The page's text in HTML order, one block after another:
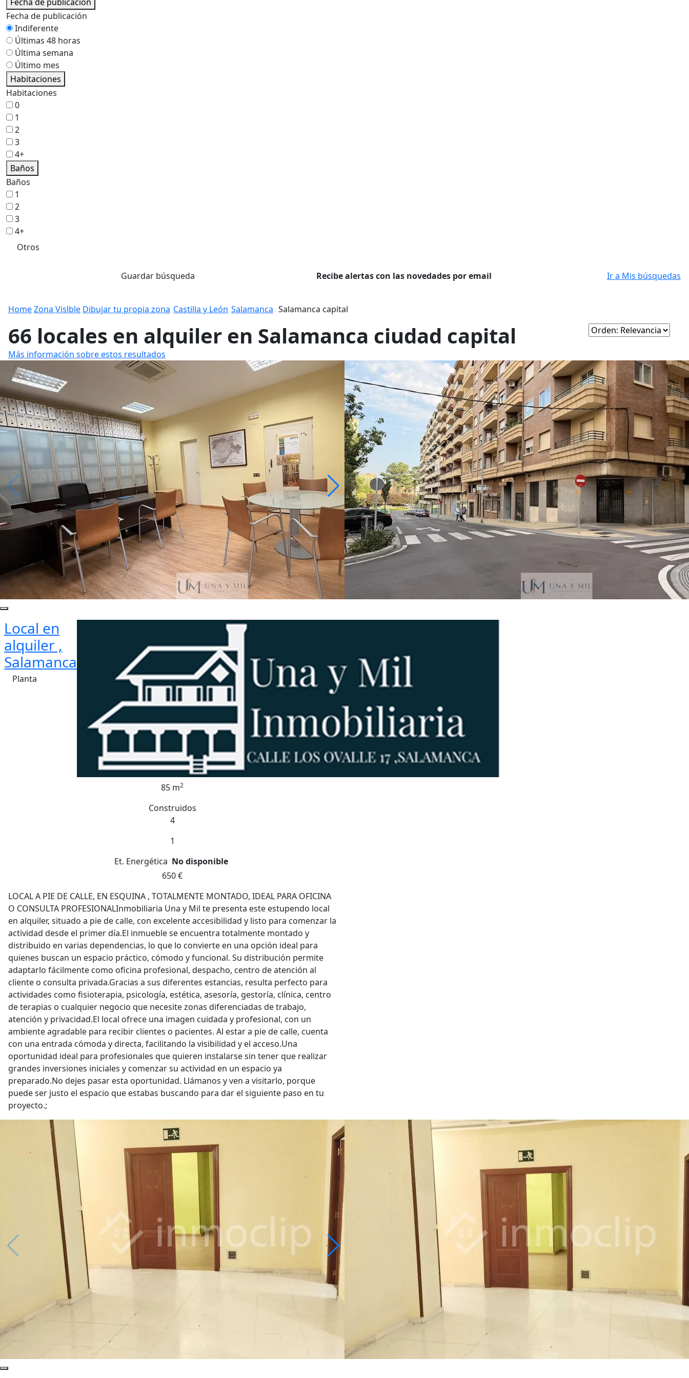
Fecha de publicación
Indiferente
Últimas 48 horas
Última semana
Último mes
Habitaciones
Habitaciones
0
1
2
3
4+
Baños
Baños
1
2
3
4+
Otros
Guardar búsqueda Recibe alertas con las novedades por email Ir a Mis búsquedas
HomeZona Vislble Dibujar tu propia zona Castilla y León Salamanca Salamanca capital
66 locales en alquiler en Salamanca ciudad capital
Más información sobre estos resultados
Local en
alquiler ,
Salamanca
Planta
85 m2
Construidos
4
1
Et. Energética No disponible
650 €
LOCAL A PIE DE CALLE, EN ESQUINA , TOTALMENTE MONTADO, IDEAL PARA OFICINA
O CONSULTA PROFESIONALInmobiliaria Una y Mil te presenta este estupendo local
en alquiler, situado a pie de calle, con excelente accesibilidad y listo para comenzar la
actividad desde el primer día.El inmueble se encuentra totalmente montado y
distribuido en varias dependencias, lo que lo convierte en una opción ideal para
quienes buscan un espacio práctico, cómodo y funcional. Su distribución permite
adaptarlo fácilmente como oficina profesional, despacho, centro de atención al
cliente o consulta privada.Gracias a sus diferentes estancias, resulta perfecto para
actividades como fisioterapia, psicología, estética, asesoría, gestoría, clínica, centro
de terapias o cualquier negocio que necesite zonas diferenciadas de trabajo,
atención y privacidad.El local ofrece una imagen cuidada y profesional, con un
ambiente agradable para recibir clientes o pacientes. Al estar a pie de calle, cuenta
con una entrada cómoda y directa, facilitando la visibilidad y el acceso.Una
oportunidad ideal para profesionales que quieren instalarse sin tener que realizar
grandes inversiones iniciales y comenzar su actividad en un espacio ya
preparado.No dejes pasar esta oportunidad. Llámanos y ven a visitarlo, porque
puede ser justo el espacio que estabas buscando para dar el siguiente paso en tu
proyecto.;